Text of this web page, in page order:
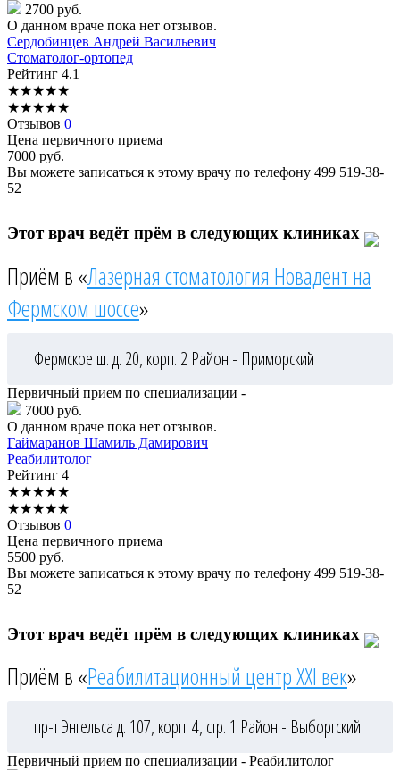
2700 руб.
О данном враче пока нет отзывов.
Сердобинцев Андрей Васильевич
Стоматолог-ортопед
Рейтинг 4.1
★★★★★
★★★★★
Отзывов 0
Цена первичного приема
7000 руб.
Вы можете записаться к этому врачу по телефону 499 519-38-
52
Этот врач ведёт прём в следующих клиниках
Приём в «Лазерная стоматология Новадент на
Фермском шоссе»
Фермское ш. д. 20, корп. 2 Район - Приморский
Первичный прием по специализации -
7000 руб.
О данном враче пока нет отзывов.
Гаймаранов Шамиль Дамирович
Реабилитолог
Рейтинг 4
★★★★★
★★★★★
Отзывов 0
Цена первичного приема
5500 руб.
Вы можете записаться к этому врачу по телефону 499 519-38-
52
Этот врач ведёт прём в следующих клиниках
Приём в «Реабилитационный центр XXI век»
пр-т Энгельса д. 107, корп. 4, стр. 1 Район - Выборгский
Первичный прием по специализации - Реабилитолог